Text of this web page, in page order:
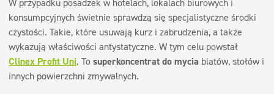
W przypadku posadzek w hotelach, lokalach biurowych i
konsumpcyjnych świetnie sprawdzą się specjalistyczne środki
czystości. Takie, które usuwają kurz i zabrudzenia, a także
wykazują właściwości antystatyczne. W tym celu powstał
Clinex Profit Uni. Tosuperkoncentrat do mycia blatów, stołów i
innych powierzchni zmywalnych.